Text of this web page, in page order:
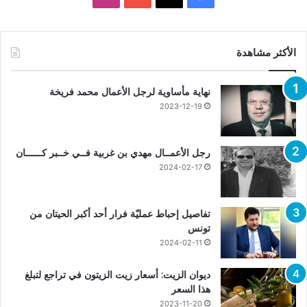
الأكثر مشاهدة
نهاية مأساوية لرجل الأعمال محمد فريخة
2023-12-19
رجل الأعمــال مهدي بن غربية فــي خــبر كــــــان
2024-02-17
تفاصيل إحباط عمليّة فرار أحد أكبر الحيتان من
تونس
2024-02-11
ديوان الزيت: أسعار زيت الزيتون في تراجع لتبلغ
هذا السعر
2023-11-20